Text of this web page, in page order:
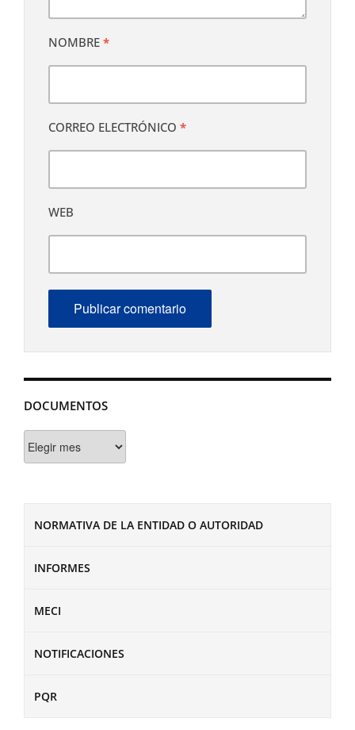
DOCUMENTOS
NORMATIVA DE LA ENTIDAD O AUTORIDAD
INFORMES
MECI
NOTIFICACIONES
PQR
NOMBRE *
CORREO ELECTRÓNICO *
WEB